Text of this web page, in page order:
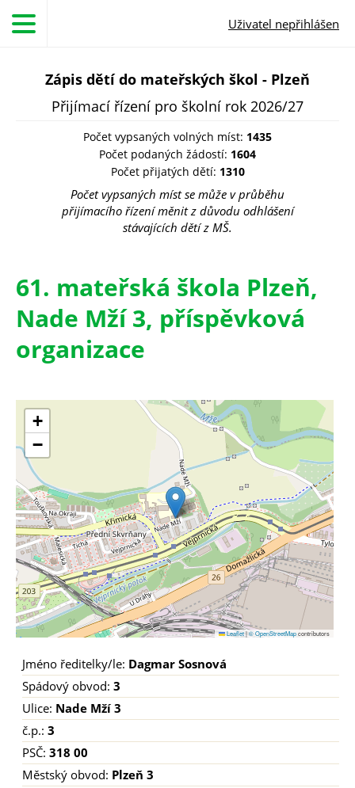
Uživatel nepřihlášen
Zápis dětí do mateřských škol - Plzeň
Přijímací řízení pro školní rok 2026/27
Počet vypsaných volných míst: 1435
Počet podaných žádostí: 1604
Počet přijatých dětí: 1310
Počet vypsaných míst se může v průběhu
přijímacího řízení měnit z důvodu odhlášení
stávajících dětí z MŠ.
61. mateřská škola Plzeň,
Nade Mží 3, příspěvková
organizace
+
−
Leaflet| © OpenStreetMapcontributors
Jméno ředitelky/le: Dagmar Sosnová
Spádový obvod: 3
Ulice: Nade Mží 3
č.p.: 3
PSČ: 318 00
Městský obvod: Plzeň 3